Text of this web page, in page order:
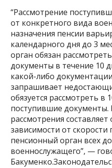
“Рассмотрение
от конкретного вида
назначения пенсии
календарного дня до 3
орган обязан
документы в течение 10
какой-либо
запрашивает
обязуется рассмотреть в
поступившие документы.
рассмотрения
зависимости от скорости
пенсионный орган всех
военнослужащего”, —